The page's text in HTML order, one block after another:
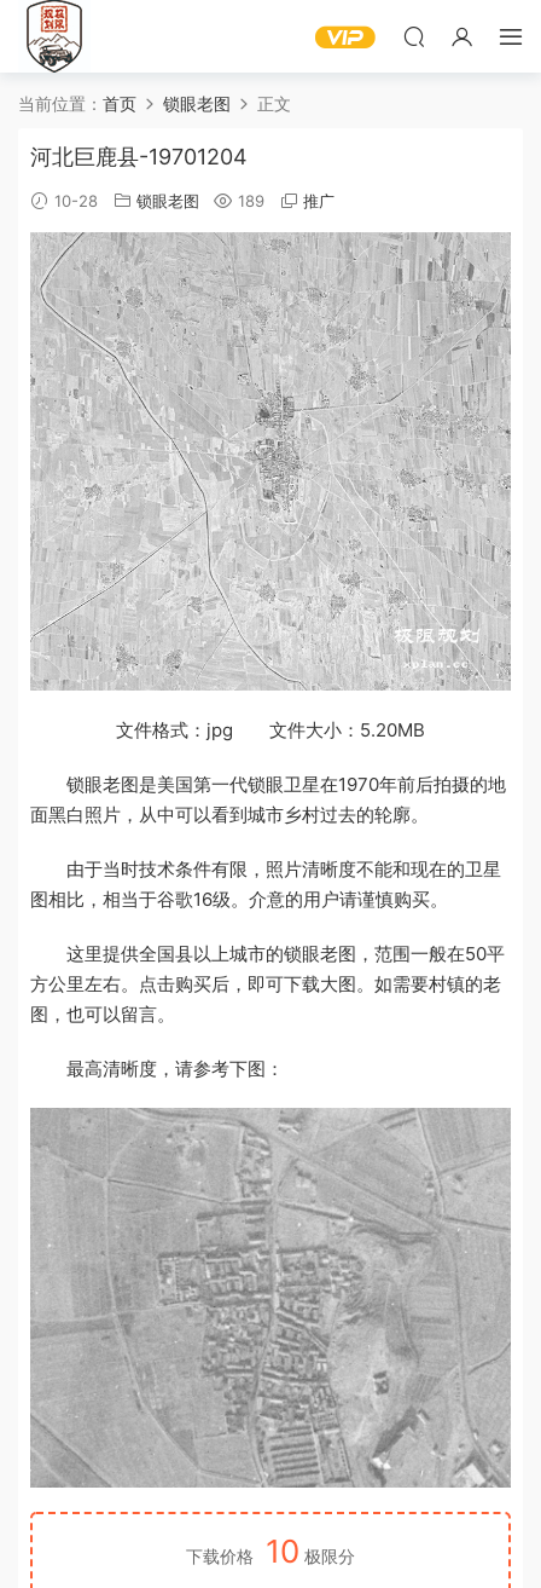
当前位置： 首页 锁眼老图 正文
河北巨鹿县-19701204
10-28 锁眼老图 189 推广
文件格式：jpg 文件大小：5.20MB
锁眼老图是美国第一代锁眼卫星在1970年前后拍摄的地
面黑白照片，从中可以看到城市乡村过去的轮廓。
由于当时技术条件有限，照片清晰度不能和现在的卫星
图相比，相当于谷歌16级。介意的用户请谨慎购买。
这里提供全国县以上城市的锁眼老图，范围一般在50平
方公里左右。点击购买后，即可下载大图。如需要村镇的老
图，也可以留言。
最高清晰度，请参考下图：
下载价格 10 极限分